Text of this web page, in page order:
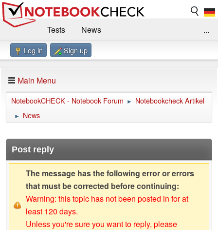
Tests
News
Benchmarks / Technik
Forum
Impressum
...
Log in Sign up
Main Menu
NotebookCHECK - Notebook Forum ► Notebookcheck Artikel
► News
Post reply
The message has the following error or errors
that must be corrected before continuing:
Warning: this topic has not been posted in for at
least 120 days.
Unless you're sure you want to reply, please